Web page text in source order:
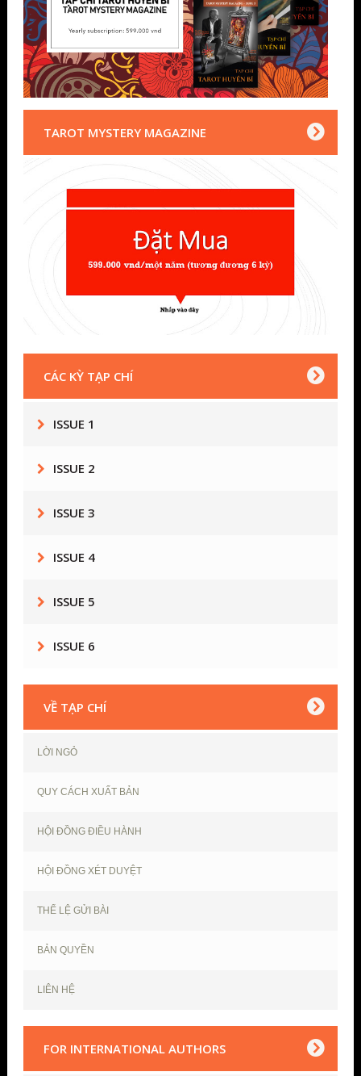
TAROT MYSTERY MAGAZINE
CÁC KỲ TẠP CHÍ
ISSUE 1
ISSUE 2
ISSUE 3
ISSUE 4
ISSUE 5
ISSUE 6
VỀ TẠP CHÍ
LỜI NGỎ
QUY CÁCH XUẤT BẢN
HỘI ĐỒNG ĐIỀU HÀNH
HỘI ĐỒNG XÉT DUYỆT
THỂ LỆ GỬI BÀI
BẢN QUYỀN
LIÊN HỆ
FOR INTERNATIONAL AUTHORS